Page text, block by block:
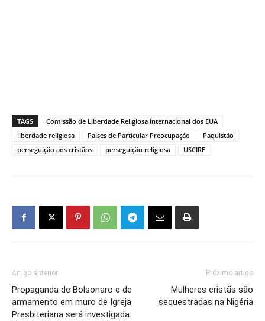
TAGS
Comissão de Liberdade Religiosa Internacional dos EUA
liberdade religiosa
Países de Particular Preocupação
Paquistão
perseguição aos cristãos
perseguição religiosa USCIRF
Artigo anterior
Propaganda de Bolsonaro e de
armamento em muro de Igreja
Presbiteriana será investigada
Próximo artigo
Mulheres cristãs são
sequestradas na Nigéria